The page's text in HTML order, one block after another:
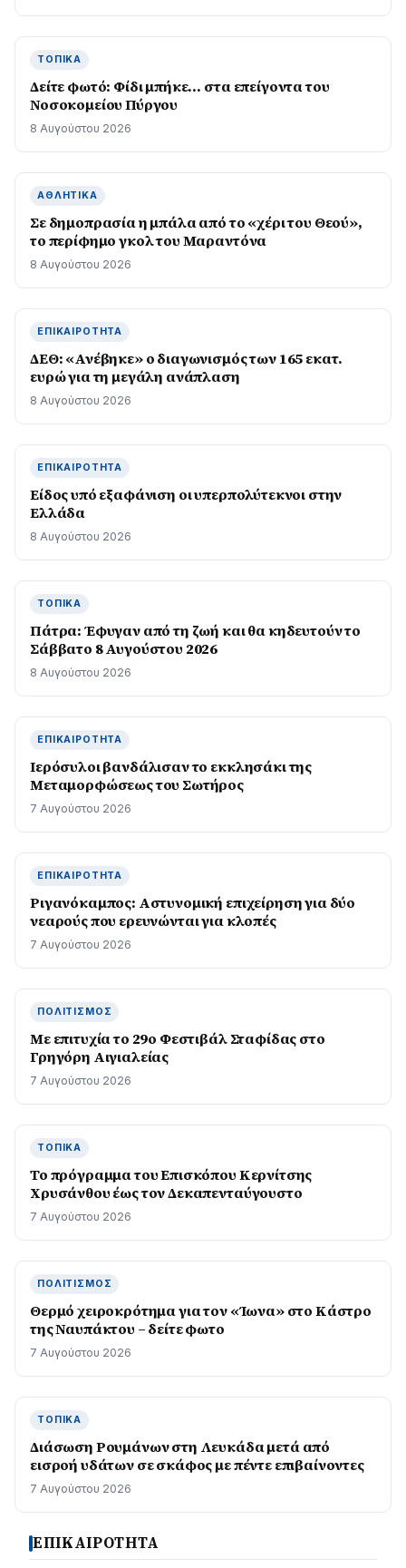
ΤΟΠΙΚΆ
Δείτε φωτό: Φίδι μπήκε… στα επείγοντα του
Νοσοκομείου Πύργου
8 Αυγούστου 2026
ΑΘΛΗΤΙΚΆ
Σε δημοπρασία η μπάλα από το «χέρι του Θεού»,
το περίφημο γκολ του Μαραντόνα
8 Αυγούστου 2026
ΕΠΙΚΑΙΡΌΤΗΤΑ
ΔΕΘ: «Ανέβηκε» ο διαγωνισμός των 165 εκατ.
ευρώ για τη μεγάλη ανάπλαση
8 Αυγούστου 2026
ΕΠΙΚΑΙΡΌΤΗΤΑ
Είδος υπό εξαφάνιση οι υπερπολύτεκνοι στην
Ελλάδα
8 Αυγούστου 2026
ΤΟΠΙΚΆ
Πάτρα: Έφυγαν από τη ζωή και θα κηδευτούν το
Σάββατο 8 Αυγούστου 2026
8 Αυγούστου 2026
ΕΠΙΚΑΙΡΌΤΗΤΑ
Ιερόσυλοι βανδάλισαν το εκκλησάκι της
Μεταμορφώσεως του Σωτήρος
7 Αυγούστου 2026
ΕΠΙΚΑΙΡΌΤΗΤΑ
Ριγανόκαμπος: Αστυνομική επιχείρηση για δύο
νεαρούς που ερευνώνται για κλοπές
7 Αυγούστου 2026
ΠΟΛΙΤΙΣΜΌΣ
Με επιτυχία το 29ο Φεστιβάλ Σταφίδας στο
Γρηγόρη Aιγιαλείας
7 Αυγούστου 2026
ΤΟΠΙΚΆ
Το πρόγραμμα του Επισκόπου Κερνίτσης
Χρυσάνθου έως τον Δεκαπενταύγουστο
7 Αυγούστου 2026
ΠΟΛΙΤΙΣΜΌΣ
Θερμό χειροκρότημα για τον «Ίωνα» στο Κάστρο
της Ναυπάκτου – δείτε φωτο
7 Αυγούστου 2026
ΤΟΠΙΚΆ
Διάσωση Ρουμάνων στη Λευκάδα μετά από
εισροή υδάτων σε σκάφος με πέντε επιβαίνοντες
7 Αυγούστου 2026
ΕΠΙΚΑΙΡΟΤΗΤΑ